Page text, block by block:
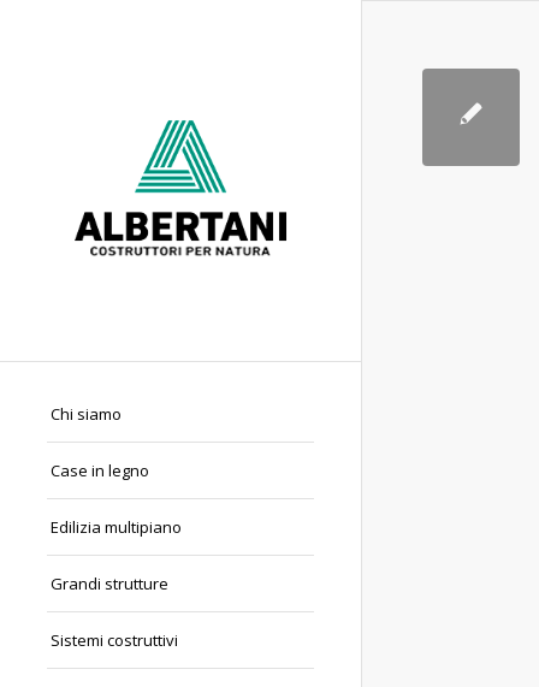
Chi siamo
Case in legno
Edilizia multipiano
Grandi strutture
Sistemi costruttivi